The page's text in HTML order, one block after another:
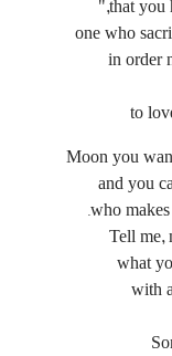
that you
one who
in order
to
Moon you
and you
who
Tell me,
what
with